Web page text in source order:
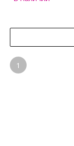
1